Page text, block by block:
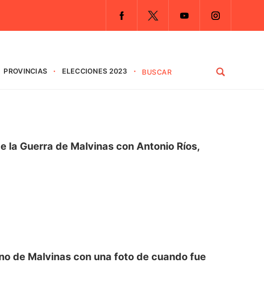
PROVINCIAS ELECCIONES 2023
la Guerra de Malvinas con Antonio Ríos,
de Malvinas con una foto de cuando fue